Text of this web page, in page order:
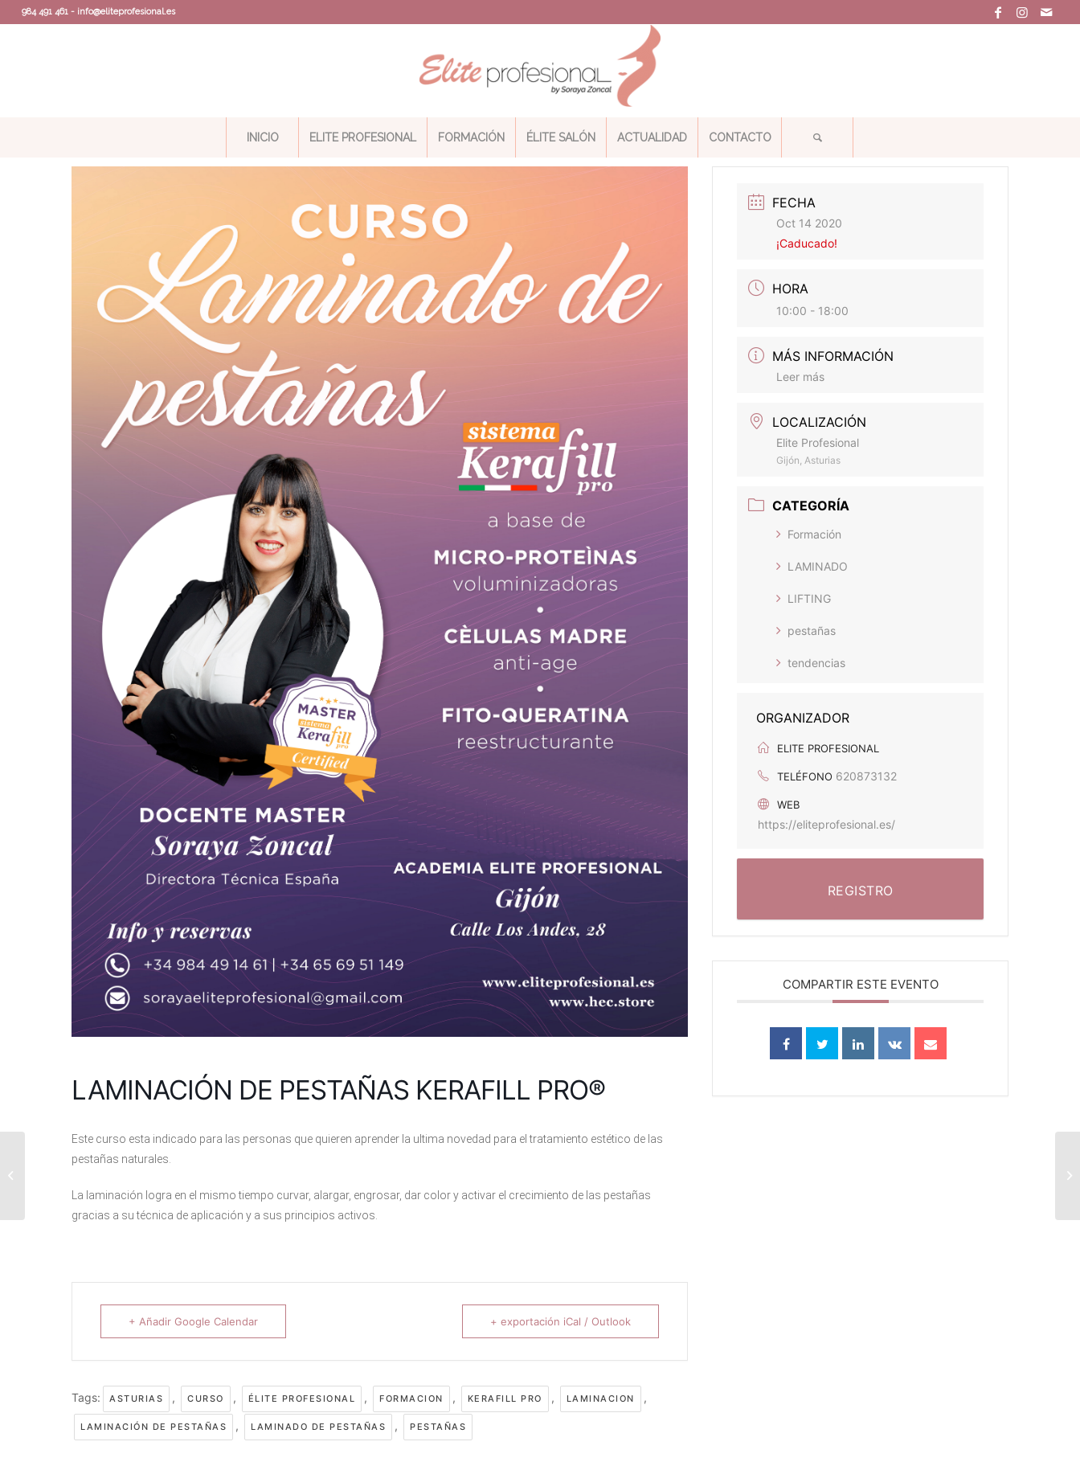
984 491 461 - info@eliteprofesional.es
INICIO ELITE PROFESIONAL FORMACIÓN ÉLITE SALÓN ACTUALIDAD CONTACTO
LAMINACIÓN DE PESTAÑAS KERAFILL PRO®
Este curso esta indicado para las personas que quieren aprender la ultima novedad para el tratamiento estético de las
pestañas naturales.
La laminación logra en el mismo tiempo curvar, alargar, engrosar, dar color y activar el crecimiento de las pestañas
gracias a su técnica de aplicación y a sus principios activos.
+ Añadir Google Calendar + exportación iCal / Outlook
Tags: ASTURIAS , CURSO , ÉLITE PROFESIONAL , FORMACION , KERAFILL PRO , LAMINACION ,
LAMINACIÓN DE PESTAÑAS , LAMINADO DE PESTAÑAS , PESTAÑAS
FECHA
Oct 14 2020
¡Caducado!
HORA
10:00 - 18:00
MÁS INFORMACIÓN
Leer más
LOCALIZACIÓN
Elite Profesional
Gijón, Asturias
CATEGORÍA
Formación
LAMINADO
LIFTING
pestañas
tendencias
ORGANIZADOR
ELITE PROFESIONAL
TELÉFONO 620873132
WEB
https://eliteprofesional.es/
REGISTRO
COMPARTIR ESTE EVENTO
MICROBLADING Elite